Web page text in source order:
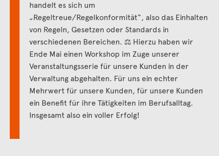
handelt es sich um
„Regeltreue/Regelkonformität“, also das Einhalten
von Regeln, Gesetzen oder Standards in
verschiedenen Bereichen. ⚖ ️ Hierzu haben wir
Ende Mai einen Workshop im Zuge unserer
Veranstaltungsserie für unsere Kunden in der
Verwaltung abgehalten. Für uns ein echter
Mehrwert für unsere Kunden, für unsere Kunden
ein Benefit für ihre Tätigkeiten im Berufsalltag.
Insgesamt also ein voller Erfolg!